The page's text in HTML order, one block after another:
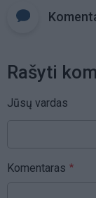
Rašyti
Jūsų vardas
Komentaras